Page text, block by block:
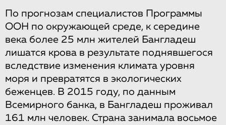
По прогнозам специалистов Программы
ООН по окружающей среде, к середине
века более 25 млн жителей Бангладеш
лишатся крова в результате поднявшегося
вследствие изменения климата уровня
моря и превратятся в экологических
беженцев. В 2015 году, по данным
Всемирного банка, в Бангладеш проживал
161 млн человек. Страна занимала восьмое